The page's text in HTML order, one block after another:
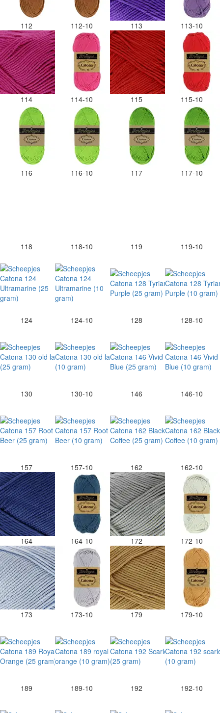
112 112-10 113 113-10
114 114-10 115 115-10
116 116-10 117 117-10
118 118-10 119 119-10
124 124-10 128 128-10
130 130-10 146 146-10
157 157-10 162 162-10
164 164-10 172 172-10
173 173-10 179 179-10
189 189-10 192 192-10